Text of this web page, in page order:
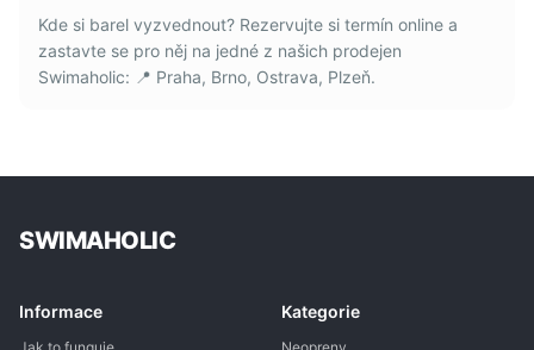
Kde si barel vyzvednout? Rezervujte si termín online a
zastavte se pro něj na jedné z našich prodejen
Swimaholic: 📍 Praha, Brno, Ostrava, Plzeň.
SWIMAHOLIC
Informace Kategorie